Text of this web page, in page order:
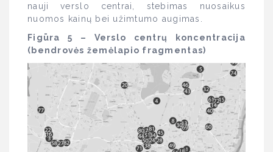
nauji verslo centrai, stebimas nuosaikus
nuomos kainų bei užimtumo augimas.
Figūra 5 – Verslo centrų koncentracija
(bendrovės žemėlapio fragmentas)